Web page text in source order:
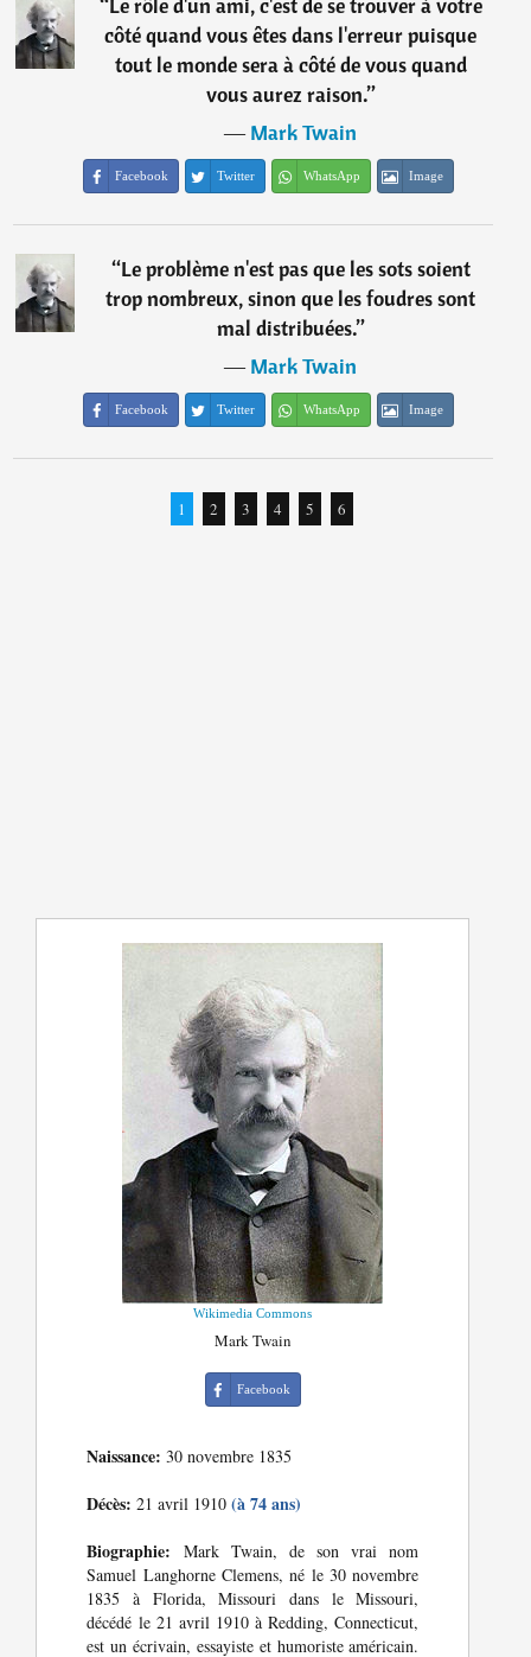
côté quand vous êtes dans l'erreur puisque
tout le monde sera à côté de vous quand
vous aurez raison.”
―Mark Twain
Facebook Twitter WhatsApp Image
“Le problème n'est pas que les sots soient
trop nombreux, sinon que les foudres sont
mal distribuées.”
―Mark Twain
Facebook Twitter WhatsApp Image
1 2 3 4 5 6
Wikimedia Commons
Mark Twain
Facebook
Naissance: 30 novembre 1835
Décès: 21 avril 1910(à 74 ans)
Biographie: Mark Twain, de son vrai nom
Samuel Langhorne Clemens, né le 30 novembre
1835 à Florida, Missouri dans le Missouri,
décédé le 21 avril 1910 à Redding, Connecticut,
est un écrivain, essayiste et humoriste américain.